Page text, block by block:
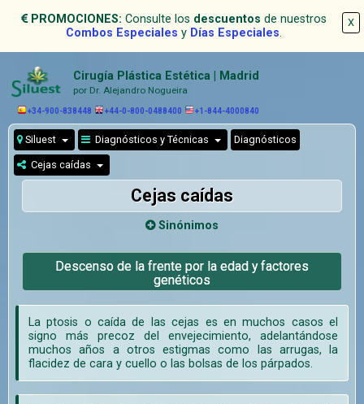
X
PROMOCIONES: Consulte los descuentos de nuestros
Combos Especiales y Días Especiales.
Cirugía Plástica Estética | Madrid
por Dr. Alejandro Nogueira
+34-900-838448 +44-0-800-0488400 +1-844-4000840
Siluest Diagnósticos y Técnicas Diagnósticos
Cejas caídas
Cejas caídas
Sinónimos
Descenso de la frente por la edad y factores
genéticos
La ptosis o caída de las cejas es en muchos casos el
signo más precoz del envejecimiento, adelantándose
muchos años a otros estigmas como las arrugas, la
flacidez de cara y cuello o las bolsas de los párpados.